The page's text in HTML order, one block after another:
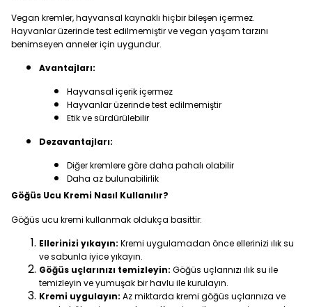
Vegan kremler, hayvansal kaynaklı hiçbir bileşen içermez.
Hayvanlar üzerinde test edilmemiştir ve vegan yaşam tarzını
benimseyen anneler için uygundur.
Avantajları:
Hayvansal içerik içermez
Hayvanlar üzerinde test edilmemiştir
Etik ve sürdürülebilir
Dezavantajları:
Diğer kremlere göre daha pahalı olabilir
Daha az bulunabilirlik
Göğüs Ucu Kremi Nasıl Kullanılır?
Göğüs ucu kremi kullanmak oldukça basittir:
Ellerinizi yıkayın: Kremi uygulamadan önce ellerinizi ılık su
ve sabunla iyice yıkayın.
Göğüs uçlarınızı temizleyin: Göğüs uçlarınızı ılık su ile
temizleyin ve yumuşak bir havlu ile kurulayın.
Kremi uygulayın: Az miktarda kremi göğüs uçlarınıza ve